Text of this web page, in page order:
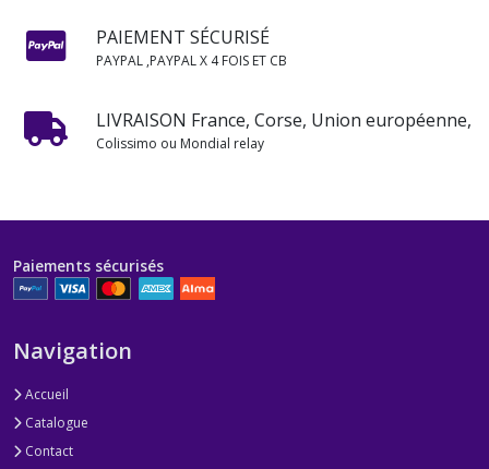
PAIEMENT SÉCURISÉ
PAYPAL ,PAYPAL X 4 FOIS ET CB
LIVRAISON France, Corse, Union européenne,
Colissimo ou Mondial relay
Paiements sécurisés
Navigation
Accueil
Catalogue
Contact